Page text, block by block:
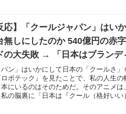
思う？ 第2話 …まぁた侵略者か
ンしてあげたのに、ほとんど客
まった模様…」→「日本を笑って
来し続ける」時間結晶という物質
応】「クールジャパン」はい
無しにしたのか 540億円の赤
の大失敗 → 「日本はブランデ
パン」はいかにして日本の「クールさ」
ボテック』を見たことで、私の人生の
にいるのはそのためだ。そのアニメは
の脳裏に「日本は『クール（格好いい